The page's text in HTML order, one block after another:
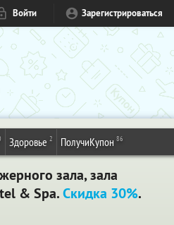
Войти Зарегистрироваться
Здоровье 2 ПолучиКупон 86
зала, зала
& Spa.Скидка 30%.